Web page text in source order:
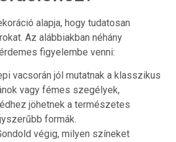
alapja, hogy tudatosan
Az alábbiakban néhány
figyelembe venni:
vacsorán jól mutatnak a klasszikus
vagy fémes szegélyek,
jöhetnek a természetes
formák.
végig, milyen színeket